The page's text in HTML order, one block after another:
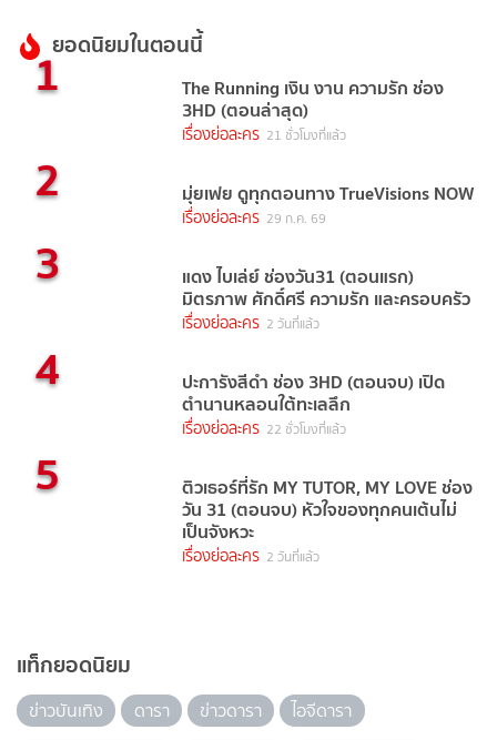
ยอดนิยมในตอนนี้
1 The Running เงิน งาน ความรัก ช่อง
3HD (ตอนล่าสุด)
เรื่องย่อละคร 21 ชั่วโมงที่แล้ว
2 มุ่ยเฟย ดูทุกตอนทาง TrueVisions NOW
เรื่องย่อละคร 29 ก.ค. 69
3 แดง ไบเล่ย์ ช่องวัน31 (ตอนแรก)
มิตรภาพ ศักดิ์ศรี ความรัก และครอบครัว
เรื่องย่อละคร 2 วันที่แล้ว
4 ปะการังสีดำ ช่อง 3HD (ตอนจบ) เปิด
ตำนานหลอนใต้ทะเลลึก
เรื่องย่อละคร 22 ชั่วโมงที่แล้ว
5 ติวเธอร์ที่รัก MY TUTOR, MY LOVE ช่อง
วัน 31 (ตอนจบ) หัวใจของทุกคนเต้นไม่
เป็นจังหวะ
เรื่องย่อละคร 2 วันที่แล้ว
แท็กยอดนิยม
ข่าวบันเทิง ดารา ข่าวดารา
ไอจีดารา